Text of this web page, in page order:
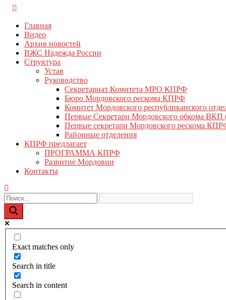
Перейти
содержимому
Главная
Видео
Архив новостей
ВЖС Надежда России
Структура
Устав
Руководство
Секретариат Комитета МРО КПРФ
Бюро Мордовского рескома КПРФ
Комитет Мордовского республиканского
Первые Секретари Мордовского обкома
Первые секретари Мордовского рескома
Районные отделения
КПРФ предлагает
ПРОГРАММА КПРФ
Развитие Мордовии
Контакты
Exact matches only
Search in title
Search in content